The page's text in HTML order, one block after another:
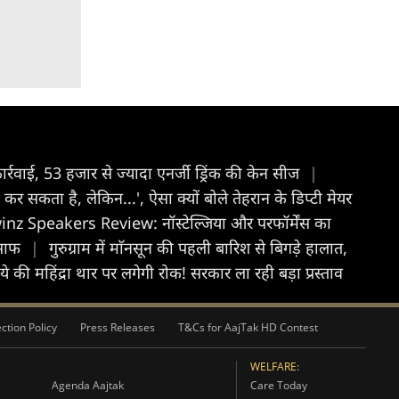
53 हजार से ज्यादा एनर्जी ड्रिंक की केन सीज |
सकता है, लेकिन...', ऐसा क्यों बोले तेहरान के डिप्टी मेयर
Speakers Review: नॉस्टेल्जिया और परफॉर्मेंस का
|
गुरुग्राम में माॅनसून की पहली बारिश से बिगड़े हालात,
की महिंद्रा थार पर लगेगी रोक! सरकार ला रही बड़ा प्रस्ताव
Policy Press Releases T&Cs for AajTak HD Contest
Agenda Aajtak
WELFARE:
Care Today